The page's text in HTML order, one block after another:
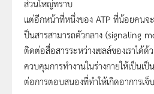
ส่วนใหญ่ทราบ
แต่อีกหน้าที่หนึ่งของ ATP ที่น้อยคนจ
ป็นสารสามารถตัวกลาง (signaling
ติดต่อสื่อสารระหว่างเซลล์ของเราได้
ควบคุมการทำงานในร่างกายให้เป็น
ต่อการตอบสนองที่ทำให้เกิดอาการเจ็